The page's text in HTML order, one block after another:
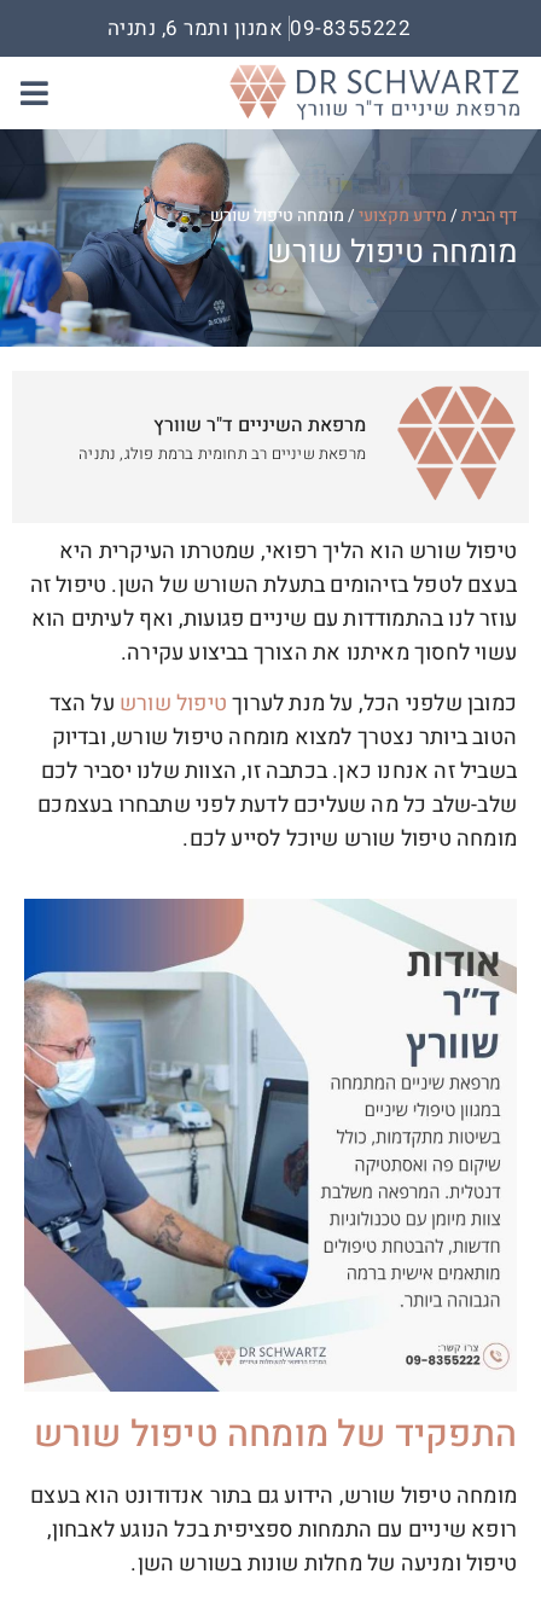
09-8355222 אמנון ותמר 6, נתניה
דף הבית/מידע מקצועי/מומחה טיפול שורש
מומחה טיפול שורש
מרפאת השיניים ד"ר שוורץ
מרפאת שיניים רב תחומית ברמת פולג, נתניה
טיפול שורש הוא הליך רפואי, שמטרתו העיקרית היא
בעצם לטפל בזיהומים בתעלת השורש של השן. טיפול זה
עוזר לנו בהתמודדות עם שיניים פגועות, ואף לעיתים הוא
עשוי לחסוך מאיתנו את הצורך בביצוע עקירה.
כמובן שלפני הכל, על מנת לערוךטיפול שורש על הצד
הטוב ביותר נצטרך למצוא מומחה טיפול שורש, ובדיוק
בשביל זה אנחנו כאן. בכתבה זו, הצוות שלנו יסביר לכם
שלב-שלב כל מה שעליכם לדעת לפני שתבחרו בעצמכם
מומחה טיפול שורש שיוכל לסייע לכם.
התפקיד של מומחה טיפול שורש
מומחה טיפול שורש, הידוע גם בתור אנדודונט הוא בעצם
רופא שיניים עם התמחות ספציפית בכל הנוגע לאבחון,
טיפול ומניעה של מחלות שונות בשורש השן.